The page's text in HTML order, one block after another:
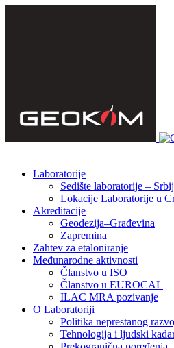
Laboratorije
Sedište laboratorije –
Lokacije Laboratorije u
Akreditacije
Geodezija–Građevina
Zapremina
Zahtev za etaloniranje
Međunarodne aktivnosti
Članstvo u ISO
Članstvo u EUROCAL
ILAC MRA pozivanje
O Laboratoriji
Politika neprestanog
Tehnologija i ljudski